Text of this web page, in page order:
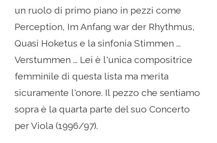
un ruolo di primo piano in pezzi come
Perception, Im Anfang war der Rhythmus,
Quasi Hoketus e la sinfonia Stimmen ...
Verstummen ... Lei è l'unica compositrice
femminile di questa lista ma merita
sicuramente l'onore. Il pezzo che sentiamo
sopra è la quarta parte del suo Concerto
per Viola (1996/97).